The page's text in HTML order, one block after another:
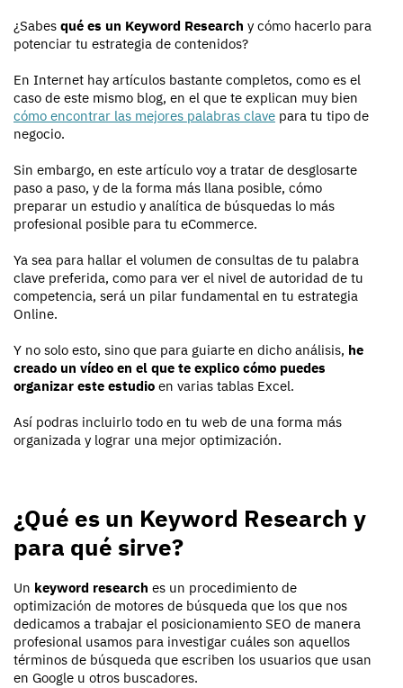
¿Sabes qué es un Keyword Research y cómo hacerlo para
potenciar tu estrategia de contenidos?
En Internet hay artículos bastante completos, como es el
caso de este mismo blog, en el que te explican muy bien
cómo encontrar las mejores palabras clave para tu tipo de
negocio.
Sin embargo, en este artículo voy a tratar de desglosarte
paso a paso, y de la forma más llana posible, cómo
preparar un estudio y analítica de búsquedas lo más
profesional posible para tu eCommerce.
Ya sea para hallar el volumen de consultas de tu palabra
clave preferida, como para ver el nivel de autoridad de tu
competencia, será un pilar fundamental en tu estrategia
Online.
Y no solo esto, sino que para guiarte en dicho análisis, he
creado un vídeo en el que te explico cómo puedes
organizar este estudio en varias tablas Excel.
Así podras incluirlo todo en tu web de una forma más
organizada y lograr una mejor optimización.
¿Qué es un Keyword Research y
para qué sirve?
Un keyword research es un procedimiento de
optimización de motores de búsqueda que los que nos
dedicamos a trabajar el posicionamiento SEO de manera
profesional usamos para investigar cuáles son aquellos
términos de búsqueda que escriben los usuarios que usan
en Google u otros buscadores.